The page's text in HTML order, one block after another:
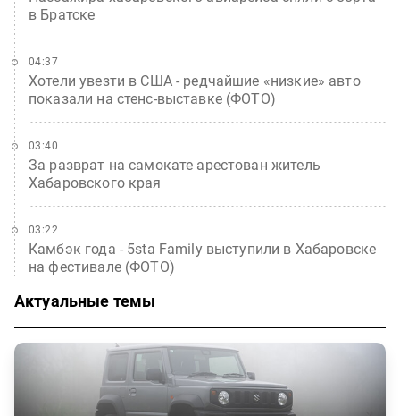
в Братске
Хотели увезти в США - редчайшие «низкие» авто
показали на стенс-выставке (ФОТО)
04:37
За разврат на самокате арестован житель
Хабаровского края
03:40
Камбэк года - 5sta Family выступили в Хабаровске
на фестивале (ФОТО)
03:22
Актуальные темы